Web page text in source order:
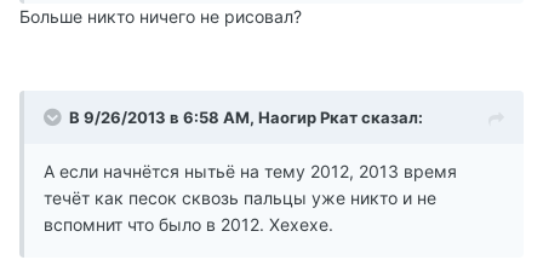
Больше никто ничего не рисовал?
В 9/26/2013 в 6:58 AM, Наогир Ркат сказал:
А если начнётся нытьё на тему 2012, 2013 время
течёт как песок сквозь пальцы уже никто и не
вспомнит что было в 2012. Хехехе.